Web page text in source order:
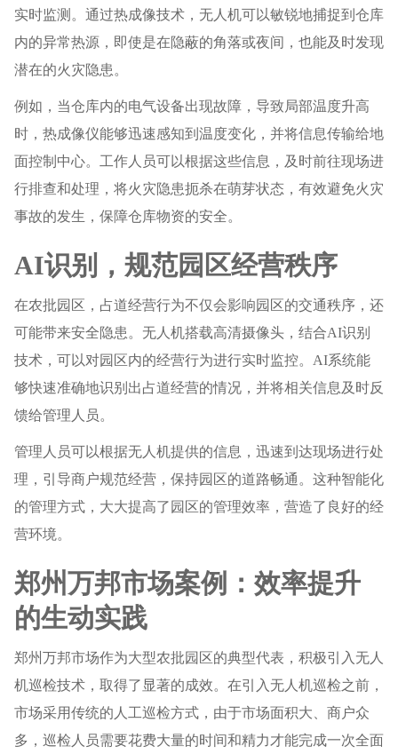
实时监测。通过热成像技术，无人机可以敏锐地捕捉到仓库
内的异常热源，即使是在隐蔽的角落或夜间，也能及时发现
潜在的火灾隐患。
例如，当仓库内的电气设备出现故障，导致局部温度升高
时，热成像仪能够迅速感知到温度变化，并将信息传输给地
面控制中心。工作人员可以根据这些信息，及时前往现场进
行排查和处理，将火灾隐患扼杀在萌芽状态，有效避免火灾
事故的发生，保障仓库物资的安全。
AI识别，规范园区经营秩序
在农批园区，占道经营行为不仅会影响园区的交通秩序，还
可能带来安全隐患。无人机搭载高清摄像头，结合AI识别
技术，可以对园区内的经营行为进行实时监控。AI系统能
够快速准确地识别出占道经营的情况，并将相关信息及时反
馈给管理人员。
管理人员可以根据无人机提供的信息，迅速到达现场进行处
理，引导商户规范经营，保持园区的道路畅通。这种智能化
的管理方式，大大提高了园区的管理效率，营造了良好的经
营环境。
郑州万邦市场案例：效率提升
的生动实践
郑州万邦市场作为大型农批园区的典型代表，积极引入无人
机巡检技术，取得了显著的成效。在引入无人机巡检之前，
市场采用传统的人工巡检方式，由于市场面积大、商户众
多，巡检人员需要花费大量的时间和精力才能完成一次全面